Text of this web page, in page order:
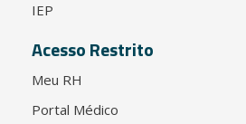
IEP
Acesso Restrito
Meu RH
Portal Médico